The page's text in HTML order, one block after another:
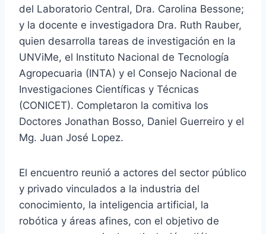
del Laboratorio Central, Dra. Carolina Bessone;
y la docente e investigadora Dra. Ruth Rauber,
quien desarrolla tareas de investigación en la
UNViMe, el Instituto Nacional de Tecnología
Agropecuaria (INTA) y el Consejo Nacional de
Investigaciones Científicas y Técnicas
(CONICET). Completaron la comitiva los
Doctores Jonathan Bosso, Daniel Guerreiro y el
Mg. Juan José Lopez.
El encuentro reunió a actores del sector público
y privado vinculados a la industria del
conocimiento, la inteligencia artificial, la
robótica y áreas afines, con el objetivo de